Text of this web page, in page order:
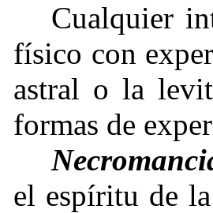
Cualquier
físico con
astral o la
formas de
el espíritu de